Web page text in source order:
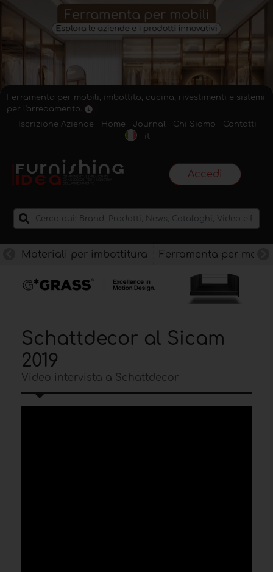
Ferramenta per mobili, imbottito, cucina, rivestimenti e sistemi
per l'arredamento.
Iscrizione Aziende
Home Journal Chi Siamo
Contatti
it
Accedi
Materiali per imbottitura Ferramenta per mobili
Schattdecor al Sicam
2019
Video intervista a Schattdecor